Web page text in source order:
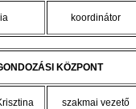
koordinátor
KÖZPONT
szakmai vezető